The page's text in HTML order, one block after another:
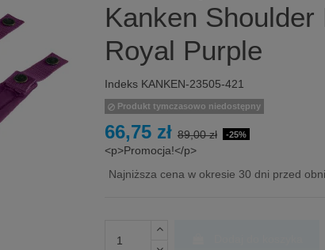
Kanken Shoulder
Royal Purple
Indeks KANKEN-23505-421
Produkt tymczasowo niedostępny
66,75 zł 89,00 zł -25%
<p>Promocja!</p>
Najniższa cena w okresie 30 dni przed